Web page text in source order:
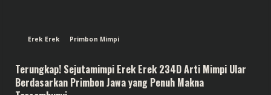
Erek Erek Primbon Mimpi
Terungkap! Sejutamimpi Erek Erek 234D Arti Mimpi Ular
Berdasarkan Primbon Jawa yang Penuh Makna